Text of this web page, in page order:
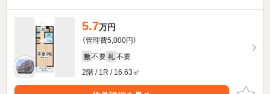
5.7万円
（管理費5,000円）
敷 不要 礼 不要
2階 / 1R / 16.63㎡